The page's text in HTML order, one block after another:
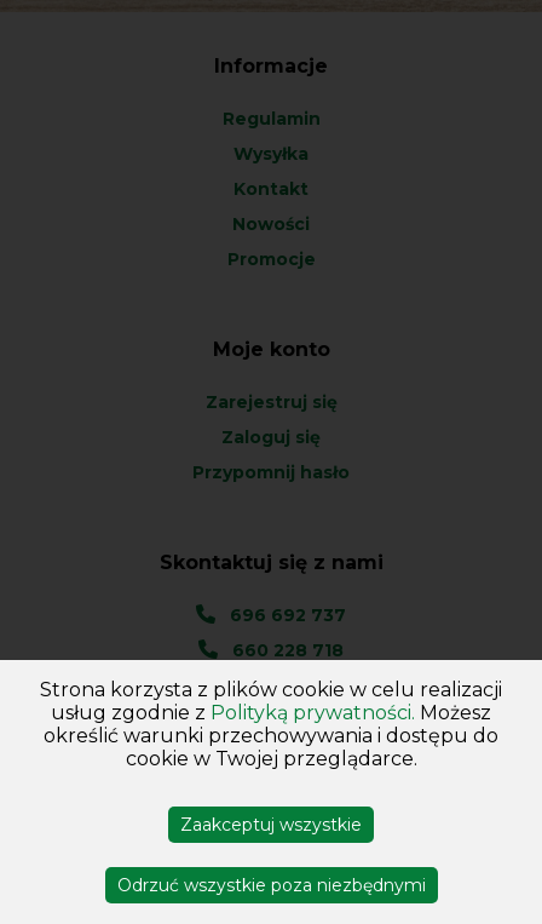
Informacje
Regulamin
Wysyłka
Kontakt
Nowości
Promocje
Moje konto
Zarejestruj się
Zaloguj się
Przypomnij hasło
Skontaktuj się z nami
696 692 737
660 228 718
Ul. Węgierska 1A
46-045 Kotórz Mały
(woj. Opolskie)
Copyright © 2026 Hurtownia - Majster. Wszelkie prawa
Strona korzysta z plików cookie w celu realizacji
usług zgodnie z Polityką prywatności. Możesz
określić warunki przechowywania i dostępu do
cookie w Twojej przeglądarce.
Zaakceptuj wszystkie
Odrzuć wszystkie poza niezbędnymi